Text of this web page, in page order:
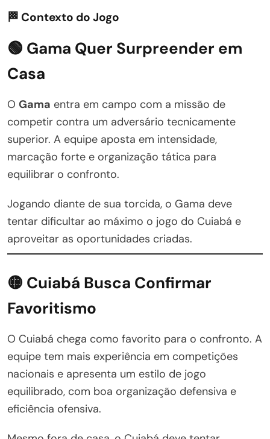
🏁 Contexto do Jogo
🟢 Gama Quer Surpreender em
Casa
O Gama entra em campo com a missão de
competir contra um adversário tecnicamente
superior. A equipe aposta em intensidade,
marcação forte e organização tática para
equilibrar o confronto.
Jogando diante de sua torcida, o Gama deve
tentar dificultar ao máximo o jogo do Cuiabá e
aproveitar as oportunidades criadas.
🟡 Cuiabá Busca Confirmar
Favoritismo
O Cuiabá chega como favorito para o confronto. A
equipe tem mais experiência em competições
nacionais e apresenta um estilo de jogo
equilibrado, com boa organização defensiva e
eficiência ofensiva.